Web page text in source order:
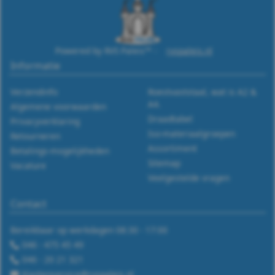
Powered by RVS Paleis™ - rvspaleis.nl
Informatie
Verzendinfo
Algemene voorwaarden
Privacyverklaring
Retourneren
Betalings-mogelijkheden
Vacature
Roestvaststaal, wat is A2 &
A4.
Draadtabel
Iso-materiaalgroepen
Assortiment
Sitemap
Veelgestelde vragen
Contact
Bereikbaar op werkdagen 08:30 - 17:00
046 - 475 45 49
046 - 20 21 321